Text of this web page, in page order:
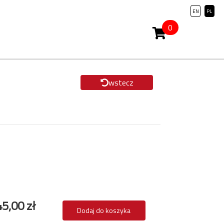
PL
EN
0
wstecz
zł Dodaj do koszyka